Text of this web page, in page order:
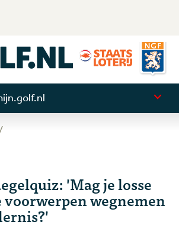
'Mag je losse
wegnemen